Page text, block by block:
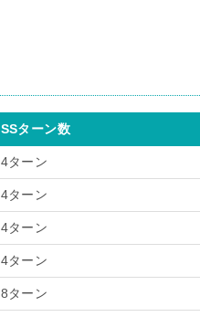
SSターン数
4ターン
4ターン
4ターン
4ターン
8ターン